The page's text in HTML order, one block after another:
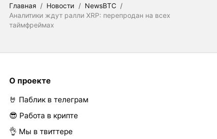
Главная / Новости / NewsBTC /
Аналитики ждут ралли XRP: перепродан на всех
таймфреймах
О проекте
🤘 Паблик в телеграм
😎 Работа в крипте
👌 Мы в твиттере